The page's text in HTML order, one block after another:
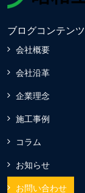
ブログコンテンツ
会社概要
会社沿革
企業理念
施工事例
コラム
お知らせ
お問い合わせ